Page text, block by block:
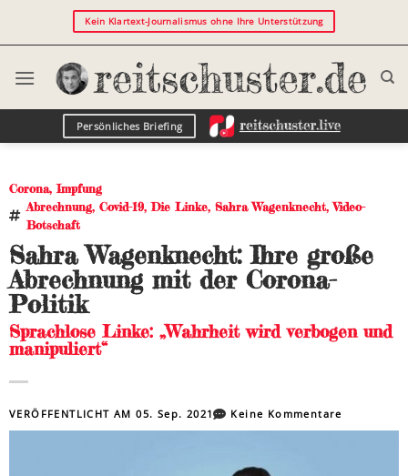
Kein Klartext-Journalismus ohne Ihre Unterstützung
Persönliches Briefing
Corona,Impfung
Abrechnung, Covid-19,Die Linke, Sahra Wagenknecht,Video-
Botschaft
Sahra Wagenknecht: Ihre große
Abrechnung mit der Corona-
Politik
Sprachlose Linke: „Wahrheit wird verbogen und
manipuliert“
VERÖFFENTLICHT AM05. Sep. 2021 Keine Kommentare